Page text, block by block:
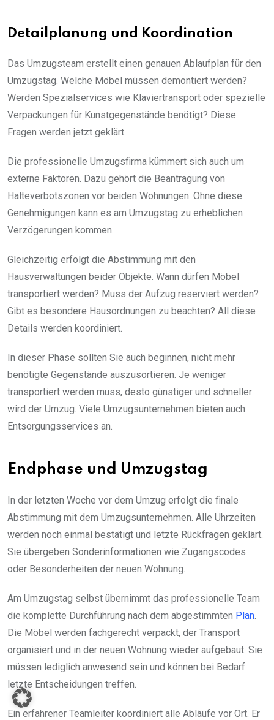
Detailplanung und Koordination
Das Umzugsteam erstellt einen genauen Ablaufplan für den
Umzugstag. Welche Möbel müssen demontiert werden?
Werden Spezialservices wie Klaviertransport oder spezielle
Verpackungen für Kunstgegenstände benötigt? Diese
Fragen werden jetzt geklärt.
Die professionelle Umzugsfirma kümmert sich auch um
externe Faktoren. Dazu gehört die Beantragung von
Halteverbotszonen vor beiden Wohnungen. Ohne diese
Genehmigungen kann es am Umzugstag zu erheblichen
Verzögerungen kommen.
Gleichzeitig erfolgt die Abstimmung mit den
Hausverwaltungen beider Objekte. Wann dürfen Möbel
transportiert werden? Muss der Aufzug reserviert werden?
Gibt es besondere Hausordnungen zu beachten? All diese
Details werden koordiniert.
In dieser Phase sollten Sie auch beginnen, nicht mehr
benötigte Gegenstände auszusortieren. Je weniger
transportiert werden muss, desto günstiger und schneller
wird der Umzug. Viele Umzugsunternehmen bieten auch
Entsorgungsservices an.
Endphase und Umzugstag
In der letzten Woche vor dem Umzug erfolgt die finale
Abstimmung mit dem Umzugsunternehmen. Alle Uhrzeiten
werden noch einmal bestätigt und letzte Rückfragen geklärt.
Sie übergeben Sonderinformationen wie Zugangscodes
oder Besonderheiten der neuen Wohnung.
Am Umzugstag selbst übernimmt das professionelle Team
die komplette Durchführung nach dem abgestimmten Plan
Die Möbel werden fachgerecht verpackt, der Transport
organisiert und in der neuen Wohnung wieder aufgebaut. Sie
müssen lediglich anwesend sein und können bei Bedarf
letzte Entscheidungen treffen.
Ein erfahrener Teamleiter koordiniert alle Abläufe vor Ort. Er